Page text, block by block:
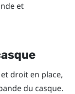
et
droit en place,
du casque.